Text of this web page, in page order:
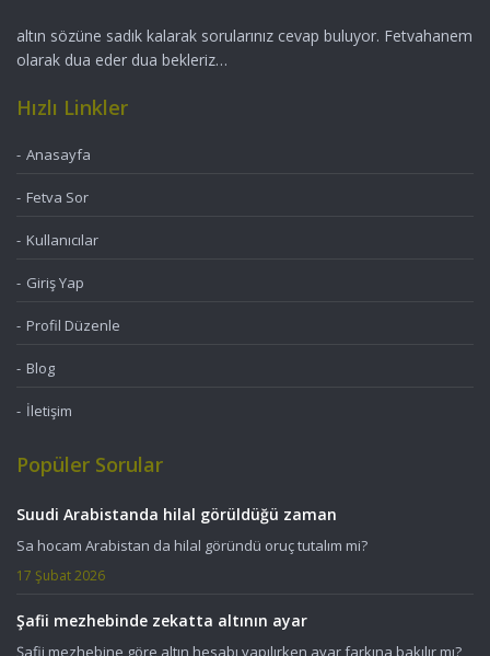
altın sözüne sadık kalarak sorularınız cevap buluyor. Fetvahanem
olarak dua eder dua bekleriz…
Hızlı Linkler
Anasayfa
Fetva Sor
Kullanıcılar
Giriş Yap
Profil Düzenle
Blog
İletişim
Popüler Sorular
Suudi Arabistanda hilal görüldüğü zaman
Sa hocam Arabistan da hilal göründü oruç tutalım mi?
17 Şubat 2026
Şafii mezhebinde zekatta altının ayar
Şafii mezhebine göre altın hesabı yapılırken ayar farkına bakılır mı?